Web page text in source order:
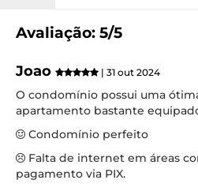
Avaliação: 5/5
Joao | 31 out 2024
O condomínio possui uma
apartamento bastante
Condomínio perfeito
Falta de internet em áreas
pagamento via PIX.